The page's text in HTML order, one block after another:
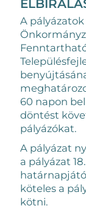
A
60 napon
döntést
pályázókat.
A pályázat
a pályázat
köteles a
kötni.